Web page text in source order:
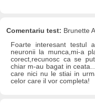
Comentariu test: Brunette
Foarte interesant testul
neuronii la munca,mi-a
corect,recunosc ca se
chiar m-au bagat in
care nici nu le stiai in
celor care il vor completa!